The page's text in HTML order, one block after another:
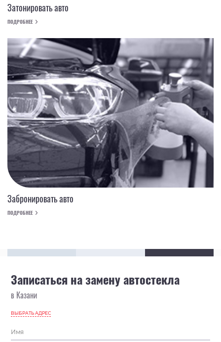
Затонировать авто
ПОДРОБНЕЕ
Забронировать авто
ПОДРОБНЕЕ
Записаться на замену автостекла
в Казани
ВЫБРАТЬ АДРЕС